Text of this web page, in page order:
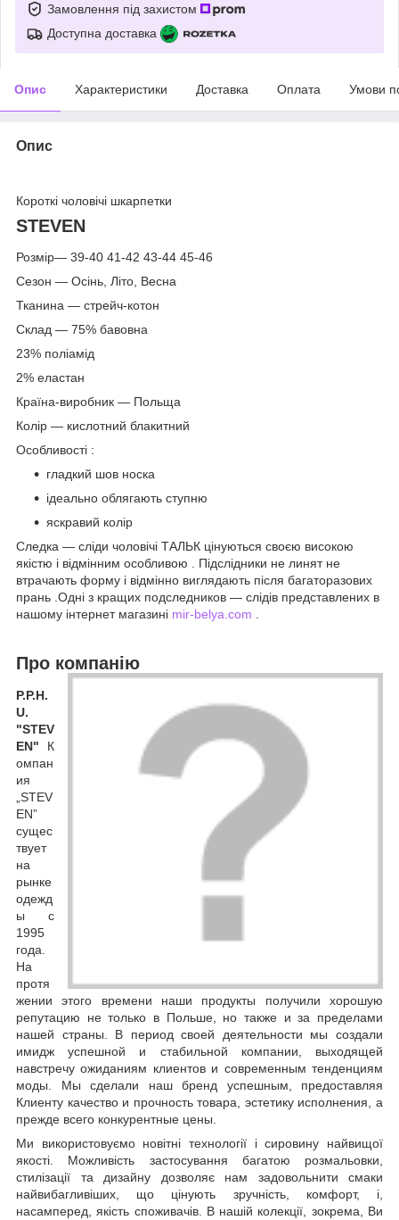
Замовлення під захистом
Доступна доставка
Опис Характеристики Доставка Оплата Умови
Опис
Короткі чоловічі шкарпетки
STEVEN
Розмір― 39-40 41-42 43-44 45-46
Сезон ― Осінь, Літо, Весна
Тканина ― стрейч-котон
Склад ― 75% бавовна
23% поліамід
2% еластан
Країна-виробник ― Польща
Колір ― кислотний блакитний
Особливості :
гладкий шов носка
ідеально облягають ступню
яскравий колір
Следка ― сліди чоловічі ТАЛЬК цінуються своєю високою
якістю і відмінним особливою . Підслідники не линят не
втрачають форму і відмінно виглядають після багаторазових
прань .Одні з кращих подследников ― слідів представлених в
нашому інтернет магазині mir-belya.com .
Про компанію
P.P.H.
U.
"STEV
EN" К
омпан
ия
„STEV
EN”
сущес
твует
на
рынке
одежд
ы с
1995
года.
На
протя
жении этого времени наши продукты получили хорошую
репутацию не только в Польше, но также и за пределами
нашей страны. В период своей деятельности мы создали
имидж успешной и стабильной компании, выходящей
навстречу ожиданиям клиентов и современным тенденциям
моды. Мы сделали наш бренд успешным, предоставляя
Клиенту качество и прочность товара, эстетику исполнения, а
прежде всего конкурентные цены.
Ми використовуємо новітні технології і сировину найвищої
якості. Можливість застосування багатою розмальовки,
стилізації та дизайну дозволяє нам задовольнити смаки
найвибагливіших, що цінують зручність, комфорт, і,
насамперед, якість споживачів. В нашій колекції, зокрема, Ви